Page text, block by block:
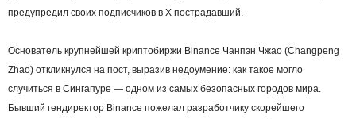
предупредил своих подписчиков в Х пострадавший.
Основатель крупнейшей криптобиржи Binance Чанпэн Чжао (Changpeng
Zhao) откликнулся на пост, выразив недоумение: как такое могло
случиться в Сингапуре — одном из самых безопасных городов мира.
Бывший гендиректор Binance пожелал разработчику скорейшего